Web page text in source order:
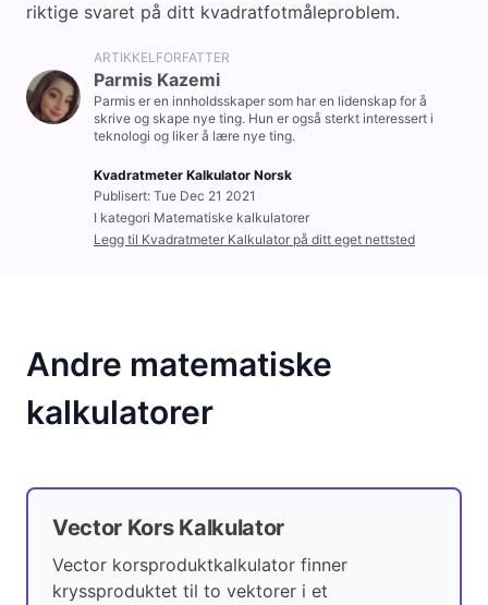
riktige svaret på ditt kvadratfotmåleproblem.
ARTIKKELFORFATTER
Parmis Kazemi
Parmis er en innholdsskaper som har en lidenskap for å
skrive og skape nye ting. Hun er også sterkt interessert i
teknologi og liker å lære nye ting.
Kvadratmeter Kalkulator Norsk
Publisert: Tue Dec 21 2021
I kategori Matematiske kalkulatorer
Legg til Kvadratmeter Kalkulator på ditt eget nettsted
Andre matematiske
kalkulatorer
Vector Kors Kalkulator
Vector korsproduktkalkulator finner
kryssproduktet til to vektorer i et